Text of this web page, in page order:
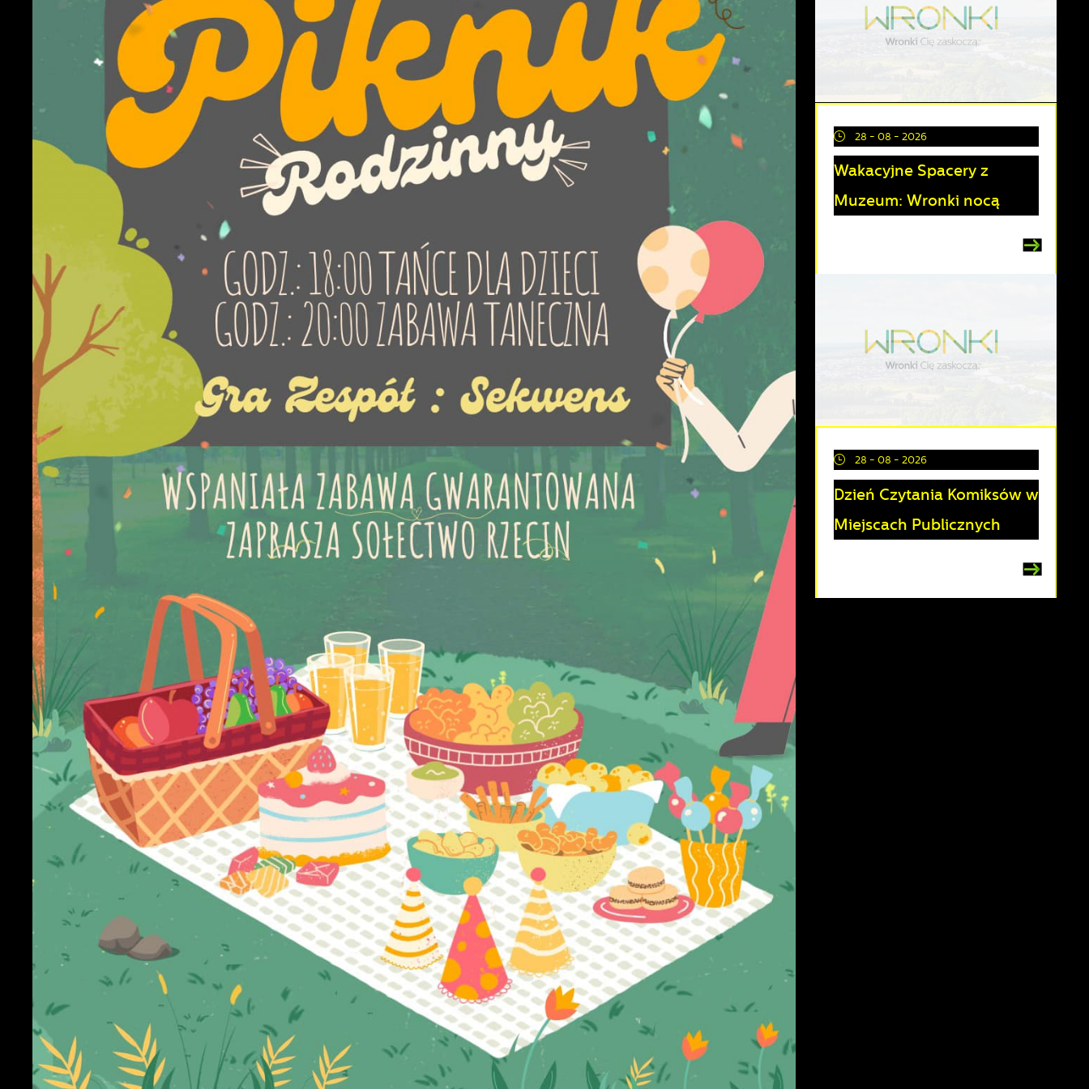
28 - 08 - 2026
Wakacyjne Spacery z
Muzeum: Wronki nocą
28 - 08 - 2026
Dzień Czytania Komiksów w
Miejscach Publicznych
Ustawienia
Szanujemy Twoją prywatność. Możesz zmienić ustawienia cookies lub
zaakceptować je wszystkie. W dowolnym momencie możesz dokonać zmiany
Niezbędne
Niezbędne pliki cookies służą do prawidłowego funkcjonowania strony
internetowej i umożliwiają Ci komfortowe korzystanie z oferowanych przez nas
usług.
Pliki cookies odpowiadają na podejmowane przez Ciebie działania w celu m.in.
dostosowania Twoich ustawień preferencji prywatności, logowania czy wypełniania
formularzy. Dzięki plikom cookies strona, z której korzystasz, może działać bez
zakłóceń.
Więcej
Funkcjonalne i personalizacyjne
Tego typu pliki cookies umożliwiają stronie internetowej zapamiętanie
wprowadzonych przez Ciebie ustawień oraz personalizację określonych
funkcjonalności czy prezentowanych treści.
Dzięki tym plikom cookies możemy zapewnić Ci większy komfort korzystania z
funkcjonalności naszej strony poprzez dopasowanie jej do Twoich indywidualnych
preferencji. Wyrażenie zgody na funkcjonalne i personalizacyjne pliki cookies
gwarantuje dostępność większej ilości funkcji na stronie.
Więcej
Analityczne
Analityczne pliki cookies pomagają nam rozwijać się i dostosowywać do Twoich
potrzeb.
Cookies analityczne pozwalają na uzyskanie informacji w zakresie wykorzystywania
witryny internetowej, miejsca oraz częstotliwości, z jaką odwiedzane są nasze
Zapisz wybrane
Zezwól na wszystkie